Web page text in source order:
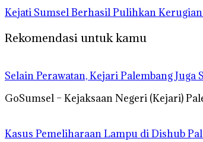
Kejati Sumsel Berhasil Pulihkan
Rekomendasi untuk kamu
Selain Perawatan, Kejari Palembang
GoSumsel – Kejaksaan Negeri (Kejari)
Kasus Pemeliharaan Lampu di Dishub